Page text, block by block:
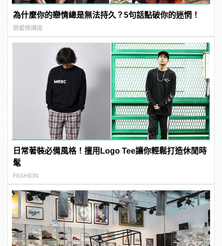
為什麼你的戀情總是無法持久？5句話點破你的迷惘！
戀愛微講座
日常著裝必備風格！擅用Logo Tee讓你輕鬆打造休閒時
髦
FASHION